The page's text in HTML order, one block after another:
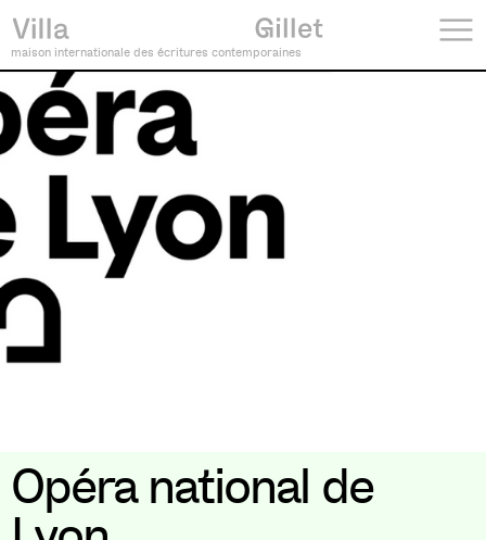
maison internationale des écritures contemporaines
Opéra national de